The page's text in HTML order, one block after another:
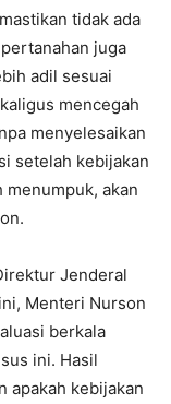
tidak ada
juga
adil sesuai
mencegah
menyelesaikan
setelah kebijakan
menumpuk, akan
Jenderal
Menteri Nurson
berkala
ini. Hasil
apakah kebijakan